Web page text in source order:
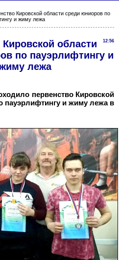
Кировской области среди юниоров по
и жиму лежа
12:56
области
по пауэрлифтингу и
лежа
первенство Кировской
пауэрлифтингу и жиму лежа в